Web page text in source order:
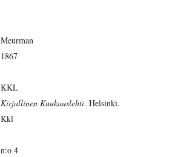
Meurman
1867
KKL
Kirjallinen Kuukauslehti. Helsinki.
Kkl
n:o 4